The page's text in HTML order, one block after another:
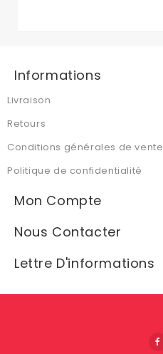
Informations
Livraison
Retours
Conditions générales de vente
Politique de confidentialité
Mon Compte
Nous Contacter
Lettre D'informations